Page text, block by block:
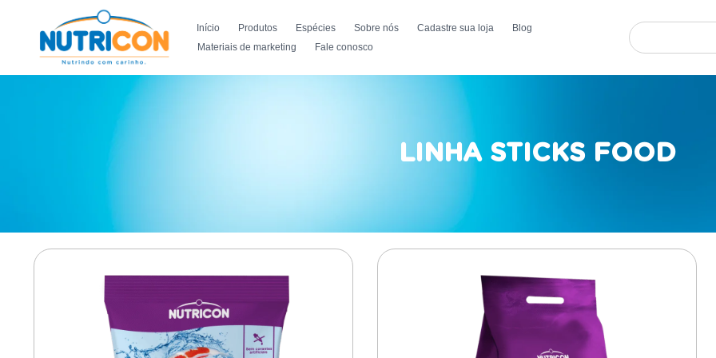
Início Produtos Espécies Sobre nós Cadastre sua loja
Blog
Materiais de marketing
Fale conosco
LINHA STICKS FOOD